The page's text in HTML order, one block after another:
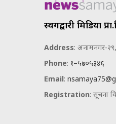
स्वर्गद्वारी मिडिया
Address: अनामनगर-
Phone: १–५७०५३४६
Email:
Registration: सूचना